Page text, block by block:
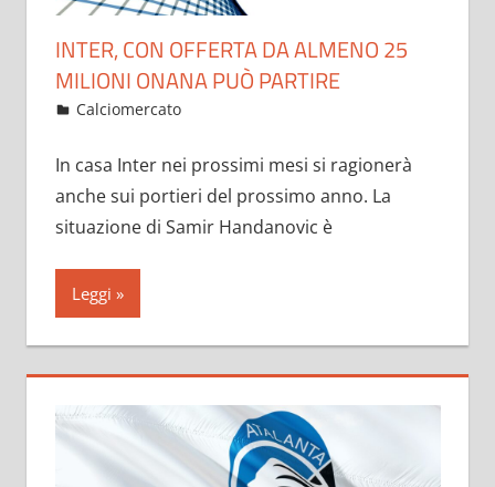
INTER, CON OFFERTA DA ALMENO 25
MILIONI ONANA PUÒ PARTIRE
Febbraio 5, 2023
admin
Calciomercato
In casa Inter nei prossimi mesi si ragionerà
anche sui portieri del prossimo anno. La
situazione di Samir Handanovic è
Leggi